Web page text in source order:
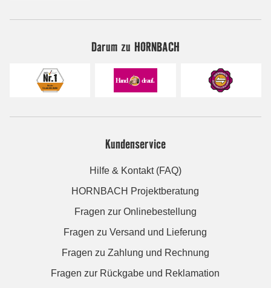
Darum zu HORNBACH
Kundenservice
Hilfe & Kontakt (FAQ)
HORNBACH Projektberatung
Fragen zur Onlinebestellung
Fragen zu Versand und Lieferung
Fragen zu Zahlung und Rechnung
Fragen zur Rückgabe und Reklamation